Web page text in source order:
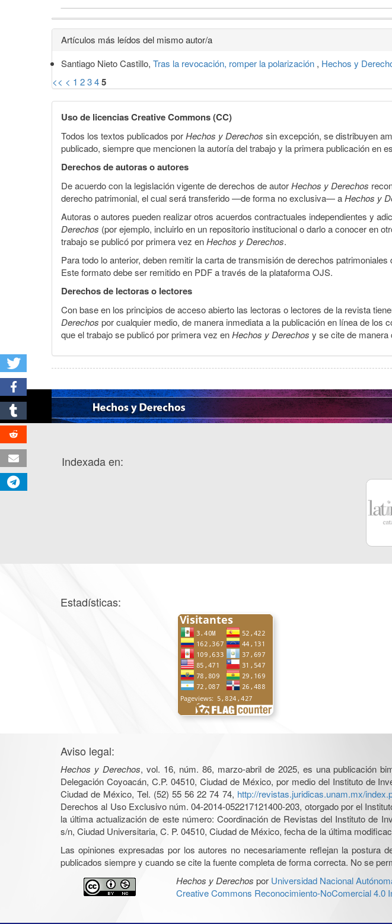
Detalles
del
artículo
Artículos más leídos del mismo autor/a
Santiago Nieto Castillo, Tras la revocación, romper la polarización , Hechos y
<< < 1 2345
Uso de licencias Creative Commons (CC)
Todos los textos publicados porHechos y Derechos sin excepción, se distribuyen
publicado, siempre que mencionen la autoría del trabajo y la primera publicación en
Derechos de autoras o autores
De acuerdo con la legislación vigente de derechos de autorHechos y Derechos
derecho patrimonial, el cual será transferido —de forma no exclusiva— aHechos y
Autoras o autores pueden realizar otros acuerdos contractuales independientes y
Derechos (por ejemplo, incluirlo en un repositorio institucional o darlo a conocer en
trabajo se publicó por primera vez enHechos y Derechos.
Para todo lo anterior, deben remitir la carta de transmisión de derechos
Este formato debe ser remitido en PDF a través de la plataforma OJS.
Derechos de lectoras o lectores
Con base en los principios de acceso abierto las lectoras o lectores de la revista
Derechos por cualquier medio, de manera inmediata a la publicación en línea de
que el trabajo se publicó por primera vez enHechos y Derechos y se cite de manera
Indexada en:
Estadísticas:
Aviso legal:
Hechos y Derechos, vol. 16, núm. 86, marzo-abril de 2025, es una publicación
Delegación Coyoacán, C.P. 04510, Ciudad de México, por medio del Instituto de
Ciudad de México, Tel. (52) 55 56 22 74 74, http://revistas.juridicas.unam.mx/
Derechos al Uso Exclusivo núm. 04-2014-052217121400-203, otorgado por el
la última actualización de este número: Coordinación de Revistas del Instituto de
s/n, Ciudad Universitaria, C. P. 04510, Ciudad de México, fecha de la última
Las opiniones expresadas por los autores no necesariamente reflejan la
publicados siempre y cuando se cite la fuente completa de forma correcta. No se
Hechos y Derechos por Universidad Nacional
Creative Commons Reconocimiento-NoComercial 4.0